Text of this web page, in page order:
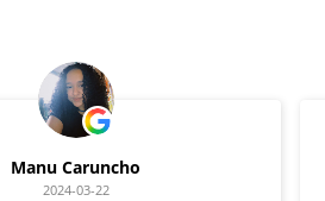
Manu Caruncho
2024-03-22